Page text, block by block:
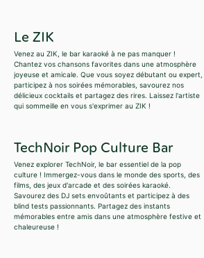
Le ZIK
Venez au ZIK, le bar karaoké à ne pas manquer !
Chantez vos chansons favorites dans une atmosphère
joyeuse et amicale. Que vous soyez débutant ou expert,
participez à nos soirées mémorables, savourez nos
délicieux cocktails et partagez des rires. Laissez l'artiste
qui sommeille en vous s'exprimer au ZIK !
TechNoir Pop Culture Bar
Venez explorer TechNoir, le bar essentiel de la pop
culture ! Immergez-vous dans le monde des sports, des
films, des jeux d'arcade et des soirées karaoké.
Savourez des DJ sets envoûtants et participez à des
blind tests passionnants. Partagez des instants
mémorables entre amis dans une atmosphère festive et
chaleureuse !